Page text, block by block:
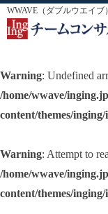
WWAVE（ダブルウエイブ
Warning: Undefined
/home/wwave/
content/themes/
Warning: Attempt to
/home/wwave/
content/themes/